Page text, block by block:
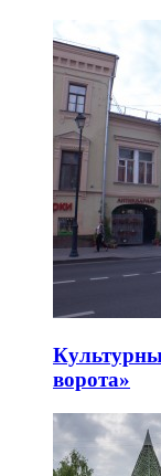
ворота»